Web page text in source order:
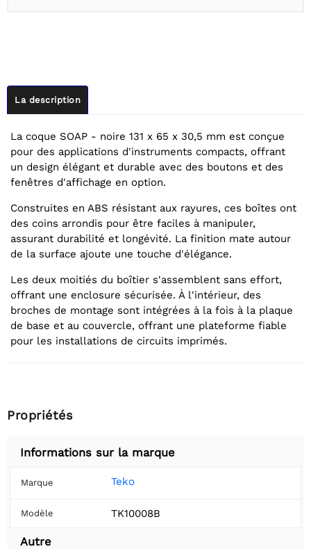
La description
La coque SOAP - noire 131 x 65 x 30,5 mm est conçue
pour des applications d'instruments compacts, offrant
un design élégant et durable avec des boutons et des
fenêtres d'affichage en option.
Construites en ABS résistant aux rayures, ces boîtes ont
des coins arrondis pour être faciles à manipuler,
assurant durabilité et longévité. La finition mate autour
de la surface ajoute une touche d'élégance.
Les deux moitiés du boîtier s'assemblent sans effort,
offrant une enclosure sécurisée. À l'intérieur, des
broches de montage sont intégrées à la fois à la plaque
de base et au couvercle, offrant une plateforme fiable
pour les installations de circuits imprimés.
Propriétés
Informations sur la marque
Marque Teko
Modèle TK10008B
Autre